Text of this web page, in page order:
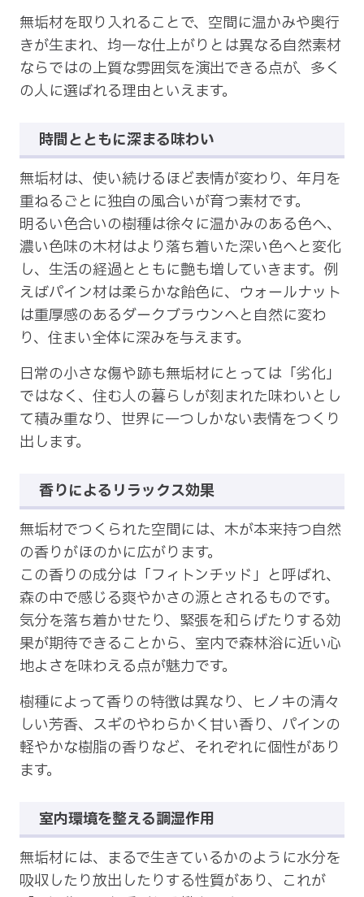
無垢材を取り入れることで、空間に温かみや奥行
きが生まれ、均一な仕上がりとは異なる自然素材
ならではの上質な雰囲気を演出できる点が、多く
の人に選ばれる理由といえます。
時間とともに深まる味わい
無垢材は、使い続けるほど表情が変わり、年月を
重ねるごとに独自の風合いが育つ素材です。
明るい色合いの樹種は徐々に温かみのある色へ、
濃い色味の木材はより落ち着いた深い色へと変化
し、生活の経過とともに艶も増していきます。例
えばパイン材は柔らかな飴色に、ウォールナット
は重厚感のあるダークブラウンへと自然に変わ
り、住まい全体に深みを与えます。
日常の小さな傷や跡も無垢材にとっては「劣化」
ではなく、住む人の暮らしが刻まれた味わいとし
て積み重なり、世界に一つしかない表情をつくり
出します。
香りによるリラックス効果
無垢材でつくられた空間には、木が本来持つ自然
の香りがほのかに広がります。
この香りの成分は「フィトンチッド」と呼ばれ、
森の中で感じる爽やかさの源とされるものです。
気分を落ち着かせたり、緊張を和らげたりする効
果が期待できることから、室内で森林浴に近い心
地よさを味わえる点が魅力です。
樹種によって香りの特徴は異なり、ヒノキの清々
しい芳香、スギのやわらかく甘い香り、パインの
軽やかな樹脂の香りなど、それぞれに個性があり
ます。
室内環境を整える調湿作用
無垢材には、まるで生きているかのように水分を
吸収したり放出したりする性質があり、これが